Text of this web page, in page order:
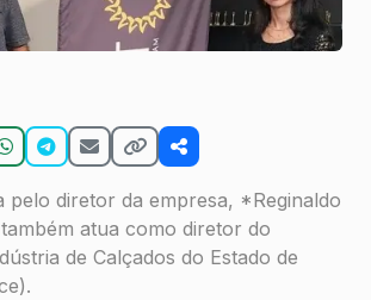
pelo diretor da empresa, *Reginaldo
atua como diretor do
de Calçados do Estado de